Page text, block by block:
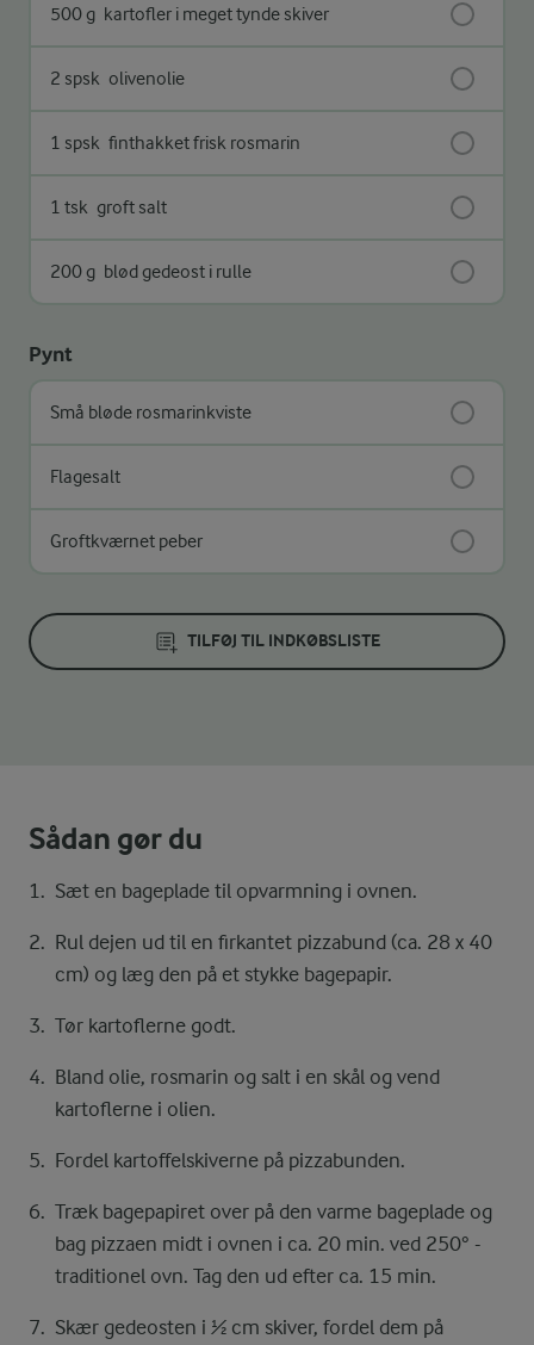
500 g kartofler i meget tynde skiver
2 spsk olivenolie
1 spsk finthakket frisk rosmarin
1 tsk groft salt
200 g blød gedeost i rulle
Pynt
Små bløde rosmarinkviste
Flagesalt
Groftkværnet peber
TILFØJ TIL INDKØBSLISTE
Sådan gør du
Sæt en bageplade til opvarmning i ovnen.
Rul dejen ud til en firkantet pizzabund (ca. 28 x 40
cm) og læg den på et stykke bagepapir.
Tør kartoflerne godt.
Bland olie, rosmarin og salt i en skål og vend
kartoflerne i olien.
Fordel kartoffelskiverne på pizzabunden.
Træk bagepapiret over på den varme bageplade og
bag pizzaen midt i ovnen i ca. 20 min. ved 250° -
traditionel ovn. Tag den ud efter ca. 15 min.
Skær gedeosten i ½ cm skiver, fordel dem på